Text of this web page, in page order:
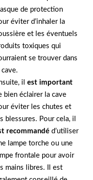
de protection
éviter d’inhaler la
et les éventuels
toxiques qui
se trouver dans
cave.
il est important
bien éclairer la cave
éviter les chutes et
blessures. Pour cela, il
recommandé d’utiliser
lampe torche ou une
frontale pour avoir
mains libres. Il est